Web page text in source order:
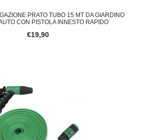
PRATO TUBO 15 MT DA GIARDINO
CON PISTOLA INNESTO RAPIDO
€19,90